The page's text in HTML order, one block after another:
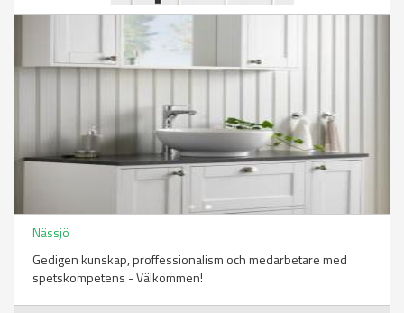
Nässjö
Gedigen kunskap, proffessionalism och medarbetare med
spetskompetens - Välkommen!